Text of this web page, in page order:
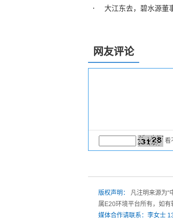
大江东去，碧水源董
网友评论
看
版权声明：
凡注明来源为“
属E20环境平台所有，如有
媒体合作请联系：李女士